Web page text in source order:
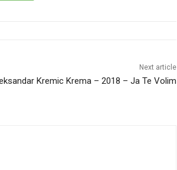
Next article
Kremic Krema – 2018 – Ja Te Volim